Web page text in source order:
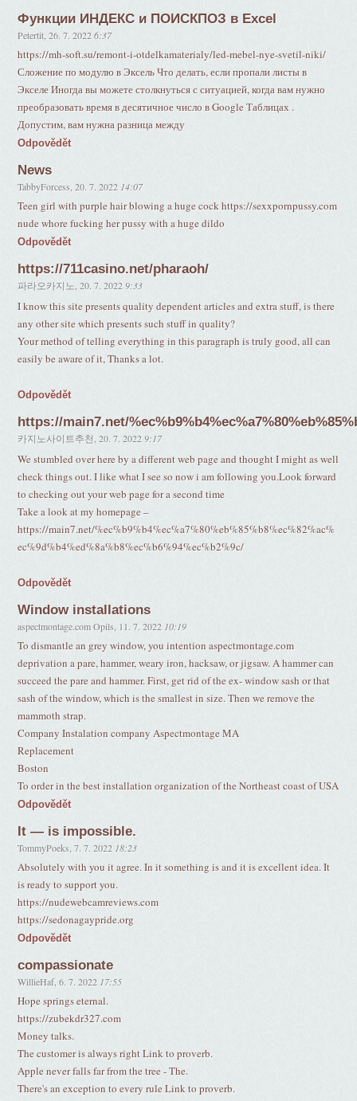
Функции ИНДЕКС и ПОИСКПОЗ в Excel
Petertit ,26. 7. 2022 6:37
https://mh-soft.su/remont-i-otdelkamaterialy/led-mebel-nye-svetil-niki/
Сложение по модулю в Эксель Что делать, если пропали листы в
Экселе Иногда вы можете столкнуться с ситуацией, когда вам нужно
преобразовать время в десятичное число в Google Таблицах .
Допустим, вам нужна разница между
Odpovědět
News
TabbyForcess ,20. 7. 2022 14:07
Teen girl with purple hair blowing a huge cock https://sexxpornpussy.com
nude whore fucking her pussy with a huge dildo
Odpovědět
https://711casino.net/pharaoh/
파라오카지노 ,20. 7. 2022 9:33
I know this site presents quality dependent articles and extra stuff, is there
any other site which presents such stuff in quality?
Your method of telling everything in this paragraph is truly good, all can
easily be aware of it, Thanks a lot.
Odpovědět
https://main7.net/
카지노사이트추천 ,20. 7. 2022 9:17
We stumbled over here by a different web page and thought I might as well
check things out. I like what I see so now i am following you.Look forward
to checking out your web page for a second time
Take a look at my homepage –
https://main7.net/%ec%b9%b4%ec%a7%80%eb%85%b8%ec%82%ac%
ec%9d%b4%ed%8a%b8%ec%b6%94%ec%b2%9c/
Odpovědět
Window installations
aspectmontage.com Opils 11. 7. 2022 10:19
To dismantle an grey window, you intention aspectmontage.com
deprivation a pare, hammer, weary iron, hacksaw, or jigsaw. A hammer can
succeed the pare and hammer. First, get rid of the ex- window sash or that
sash of the window, which is the smallest in size. Then we remove the
mammoth strap.
Company Instalation company Aspectmontage MA
Replacement
Boston
To order in the best installation organization of the Northeast coast of USA
Odpovědět
It — is impossible.
TommyPoeks ,7. 7. 2022 18:23
Absolutely with you it agree. In it something is and it is excellent idea. It
is ready to support you.
https://nudewebcamreviews.com
https://sedonagaypride.org
Odpovědět
compassionate
WillieHaf,6. 7. 2022 17:55
Hope springs eternal.
https://zubekdr327.com
Money talks.
The customer is always right Link to proverb.
Apple never falls far from the tree - The.
There's an exception to every rule Link to proverb.